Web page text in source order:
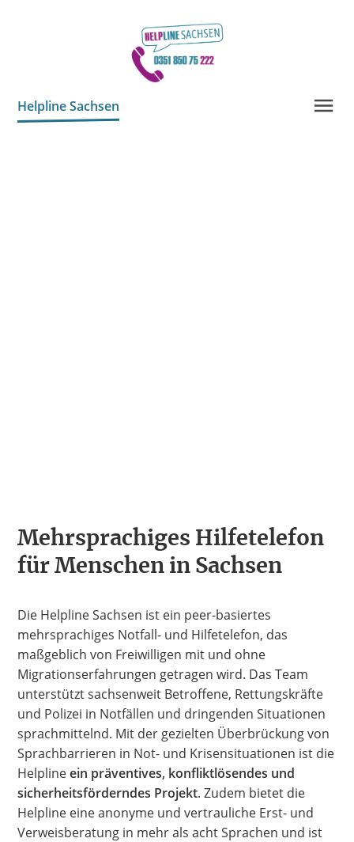
Helpline Sachsen
Mehrsprachiges Hilfetelefon
für Menschen in Sachsen
Die Helpline Sachsen ist ein peer-basiertes
mehrsprachiges Notfall- und Hilfetelefon, das
maßgeblich von Freiwilligen mit und ohne
Migrationserfahrungen getragen wird. Das Team
unterstützt sachsenweit Betroffene, Rettungskräfte
und Polizei in Notfällen und dringenden Situationen
sprachmittelnd. Mit der gezielten Überbrückung von
Sprachbarrieren in Not- und Krisensituationen ist die
Helplineein präventives, konfliktlösendes und
sicherheitsförderndes Projekt. Zudem bietet die
Helpline eine anonyme und vertrauliche Erst- und
Verweisberatung in mehr als acht Sprachen und ist